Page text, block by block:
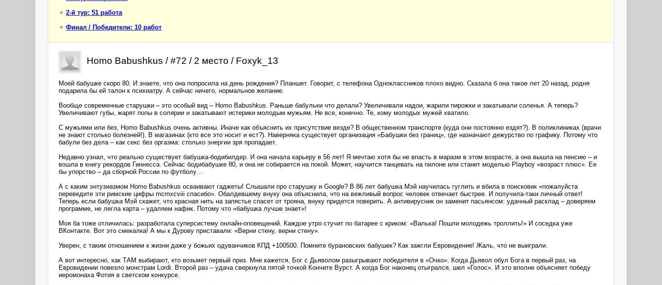
2-й тур: 51 работа
Финал / Победители: 10 работ
Homo Babushkus / #72 / 2 место / Foxyk_13
Моей бабушке скоро 80. И знаете, что она попросила на день рождения? Планшет. Говорит, с телефона Одноклассников плохо видно. Сказала б она такое лет 20 назад, родня
подарила бы ей талон к психиатру. А сейчас ничего, нормальное желание.
Вообще современные старушки – это особый вид – Homo Babushkus. Раньше бабульки что делали? Увеличивали надои, жарили пирожки и закатывали соленья. А теперь?
Увеличивают губы, жарят попы в солярии и закатывают истерики молодым мужьям. Не все, конечно. Те, кому молодых мужей хватило.
С мужьями или без, Homo Babushkus очень активны. Иначе как объяснить их присутствие везде? В общественном транспорте (куда они постоянно ездят?). В поликлиниках (врачи
не знают столько болезней!). В магазинах (кто все это носит и ест?). Наверняка существует организация «Бабушки без границ», где назначают дежурство по графику. Потому что
бабули без дела – как секс без оргазма: столько энергии зря пропадает.
Недавно узнал, что реально существует бабушка-бодибилдер. И она начала карьеру в 56 лет! Я мечтаю хотя бы не впасть в маразм в этом возрасте, а она вышла на пенсию – и
вошла в книгу рекордов Гиннесса. Сейчас бодибабушке 80, и она не собирается на покой. Может, научится танцевать на пилоне или станет моделью Playboy «возраст плюс». Ее
бы упорство – да сборной России по футболу…
А с каким энтузиазмом Homo Babushkus осваивают гаджеты! Слышали про старушку и Google? В 86 лет бабушка Мэй научилась гуглить и вбила в поисковик «пожалуйста
переведите эти римские цифры mcmxcviii спасибо». Обалдевшему внуку она объяснила, что на вежливый вопрос человек отвечает быстрее. И получила-таки личный ответ!
Теперь если бабушка Мэй скажет, что красная нить на запястье спасет от трояна, внуку придется поверить. А антивирусник он заменит пасьянсом: удачный расклад – доверяем
программе, не легла карта – удаляем нафик. Потому что «бабушка лучше знает»!
Моя ба тоже отличилась: разработала суперсистему онлайн-оповещений. Каждое утро стучит по батарее с криком: «Валька! Пошли молодежь троллить!» И соседка уже
ВКонтакте. Вот это смекалка! А мы к Дурову приставали: «Верни стену, верни стену».
Уверен, с таким отношением к жизни даже у божьих одуванчиков КПД +100500. Помните бурановских бабушек? Как зажгли Евровидение! Жаль, что не выиграли.
А вот интересно, как ТАМ выбирают, кто возьмет первый приз. Мне кажется, Бог с Дьяволом разыгрывают победителя в «Очко». Когда Дьявол обул Бога в первый раз, на
Евровидении повезло монстрам Lordi. Второй раз – удача сверкнула пятой точкой Кончите Вурст. А когда Бог наконец отыгрался, шел «Голос». И это вполне объясняет победу
иеромонаха Фотия в светском конкурсе.